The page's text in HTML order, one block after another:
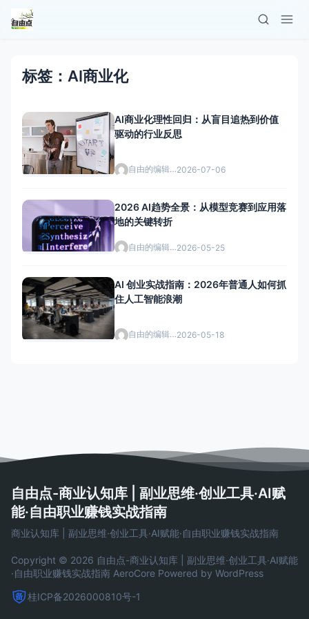
标签：AI商业化
AI商业化理性回归：从盲目追热到价值
驱动的行业反思
自由的编辑者2026-07-06
2026 AI趋势全景：从模型竞赛到应用落
地的关键转折
自由的编辑者2026-05-25
AI 创业实战指南：2026年普通人如何抓
住人工智能浪潮
自由的编辑者2026-05-18
自由点-商业认知库 | 副业思维·创业工具·AI赋
能·自由职业赚钱实战指南
商业认知库 | 副业思维·创业工具·AI赋能·自由职业赚钱实战指南
Copyright © 2026 自由点-商业认知库 | 副业思维·创业工具·AI赋能
·自由职业赚钱实战指南 AeroCore Powered by WordPress
桂ICP备2026000810号-1